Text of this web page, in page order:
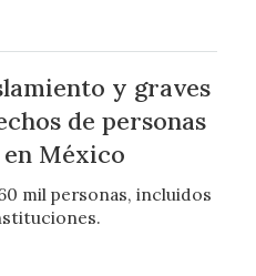
y graves
de personas
México
mil personas, incluidos